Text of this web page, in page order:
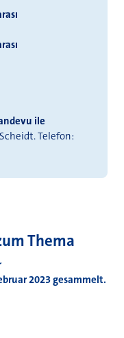
ile
Telefon:
Thema
2023 gesammelt.